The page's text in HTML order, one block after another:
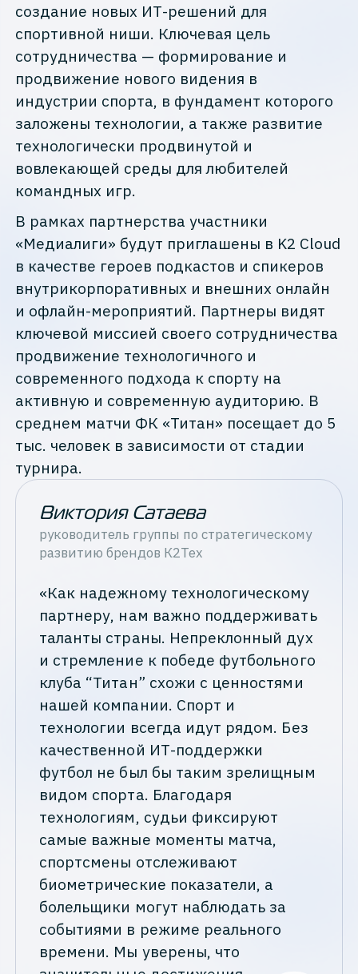
создание новых ИТ-решений для
спортивной ниши. Ключевая цель
сотрудничества — формирование и
продвижение нового видения в
индустрии спорта, в фундамент которого
заложены технологии, а также развитие
технологически продвинутой и
вовлекающей среды для любителей
командных игр.
В рамках партнерства участники
«Медиалиги» будут приглашены в K2 Cloud
в качестве героев подкастов и спикеров
внутрикорпоративных и внешних онлайн
и офлайн-мероприятий. Партнеры видят
ключевой миссией своего сотрудничества
продвижение технологичного и
современного подхода к спорту на
активную и современную аудиторию. В
среднем матчи ФК «Титан» посещает до 5
тыс. человек в зависимости от стадии
турнира.
Виктория Сатаева
руководитель группы по стратегическому
развитию брендов К2Тех
«Как надежному технологическому
партнеру, нам важно поддерживать
таланты страны. Непреклонный дух
и стремление к победе футбольного
клуба “Титан” схожи с ценностями
нашей компании. Спорт и
технологии всегда идут рядом. Без
качественной ИТ-поддержки
футбол не был бы таким зрелищным
видом спорта. Благодаря
технологиям, судьи фиксируют
самые важные моменты матча,
спортсмены отслеживают
биометрические показатели, а
болельщики могут наблюдать за
событиями в режиме реального
времени. Мы уверены, что